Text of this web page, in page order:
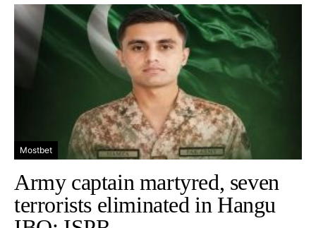
Mostbet
Army captain martyred, seven
terrorists eliminated in Hangu